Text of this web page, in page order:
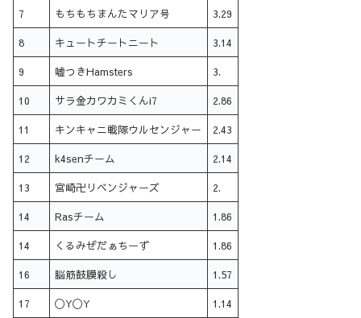
7 もちもちまんたマリア号 3.29
8 キュートチートニート 3.14
9 嘘つきHamsters 3.
10 サラ金カワカミくんi7 2.86
11 キンキャニ戦隊ウルセンジャー 2.43
12 k4senチーム 2.14
13 宮崎卍リベンジャーズ 2.
14 Rasチーム 1.86
14 くるみぜだぁちーず 1.86
16 脳筋鼓膜殺し 1.57
17 〇Y〇Y 1.14